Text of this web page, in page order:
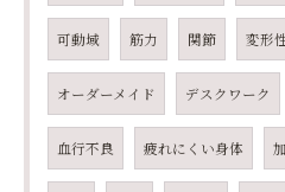
可動域 筋力 関節 変形
オーダーメイド デスクワーク
血行不良 疲れにくい身体